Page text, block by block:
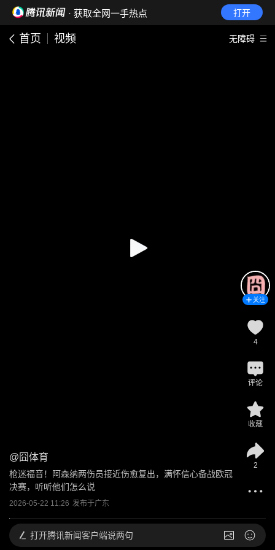
· 获取全网一手热点 打开
首页 视频 无障碍
@ 囧体育
枪迷福音！阿森纳两伤员接近伤愈复出，满怀信心备战欧冠
决赛，听听他们怎么说
2026-05-22 11:26 发布于广东
关注
4
评论
收藏
2
打开腾讯新闻客户端说两句